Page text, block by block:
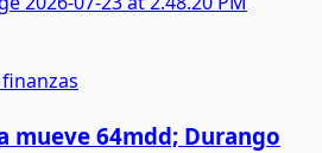
mueve 64mdd; Durango